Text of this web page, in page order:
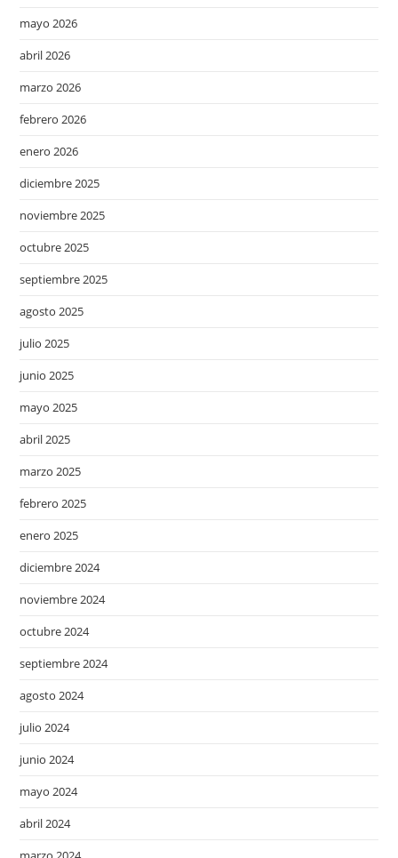
mayo 2026
abril 2026
marzo 2026
febrero 2026
enero 2026
diciembre 2025
noviembre 2025
octubre 2025
septiembre 2025
agosto 2025
julio 2025
junio 2025
mayo 2025
abril 2025
marzo 2025
febrero 2025
enero 2025
diciembre 2024
noviembre 2024
octubre 2024
septiembre 2024
agosto 2024
julio 2024
junio 2024
mayo 2024
abril 2024